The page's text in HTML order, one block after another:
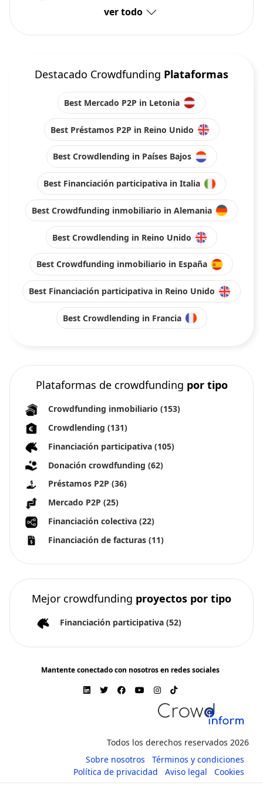
ver todo
Destacado Crowdfunding Plataformas
Best Mercado P2P in Letonia
Best Préstamos P2P in Reino Unido
Best Crowdlending in Países Bajos
Best Financiación participativa in Italia
Best Crowdfunding inmobiliario in Alemania
Best Crowdlending in Reino Unido
Best Crowdfunding inmobiliario in España
Best Financiación participativa in Reino Unido
Best Crowdlending in Francia
Plataformas de crowdfunding por tipo
Crowdfunding inmobiliario (153)
Crowdlending (131)
Financiación participativa (105)
Donación crowdfunding (62)
Préstamos P2P (36)
Mercado P2P (25)
Financiación colectiva (22)
Financiación de facturas (11)
Mejor crowdfunding proyectos por tipo
Financiación participativa (52)
Mantente conectado con nosotros en redes sociales
Todos los derechos reservados 2026
Sobre nosotros
Términos y condiciones
Política de privacidad
Aviso legal Cookies